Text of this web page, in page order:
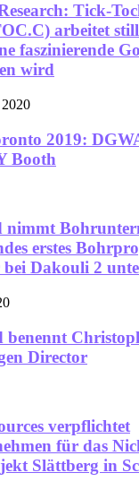
Tick-
arbeitet
faszinierende
wird
2019:
Booth
nimmt
erstes
bei Dakouli 2
benennt
Director
verpflichtet
für das
Slättberg in